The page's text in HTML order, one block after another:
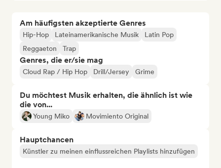
Am häufigsten akzeptierte Genres
Hip-Hop Lateinamerikanische Musik
Latin Pop
Reggaeton
Trap
Genres, die er/sie mag
Cloud Rap / Hip Hop Drill/Jersey Grime
Du möchtest Musik erhalten, die ähnlich ist wie
die von...
Young Miko Movimiento Original
Hauptchancen
Künstler zu meinen einflussreichen Playlists hinzufügen